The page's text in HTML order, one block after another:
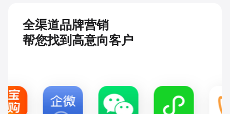
全渠道品牌营销
帮您找到高意向客户